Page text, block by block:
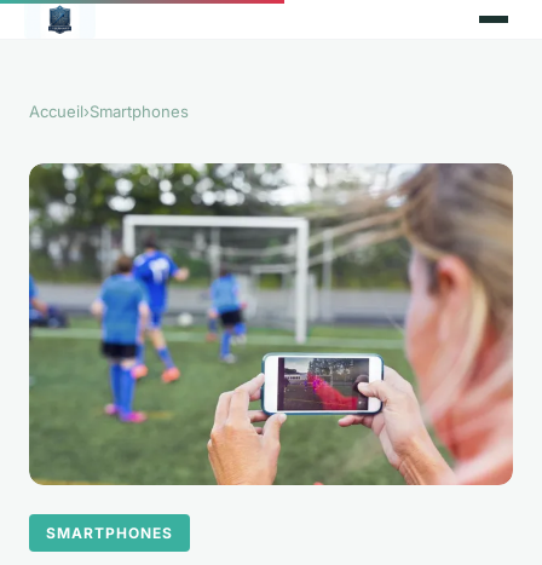
Accueil›Smartphones
SMARTPHONES